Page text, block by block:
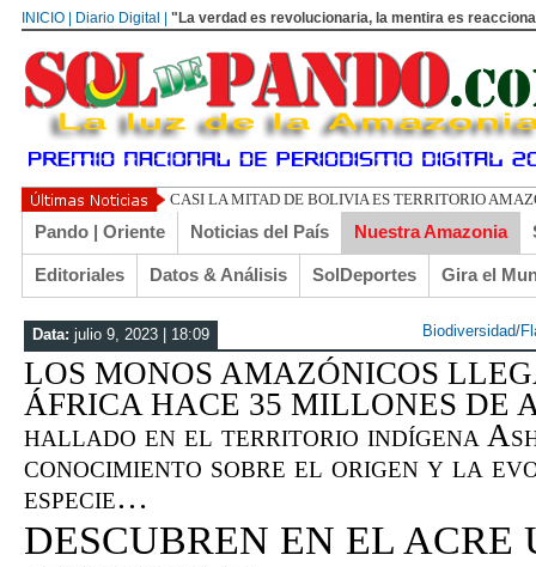
INICIO | Diario Digital | "La verdad es revolucionaria, la mentira es
UN LIBERTARIO LLA
Pando | Oriente Noticias del País Nuestra Amazonia
Editoriales Datos & Análisis SolDeportes Gira el
Data: julio 9, 2023 | 18:09 Biodiversidad/
LOS MONOS AMAZÓNICOS
ÁFRICA HACE 35 MILLONES DE
hallado en el territorio indígena
conocimiento sobre el origen y la
especie…
DESCUBREN EN EL ACRE